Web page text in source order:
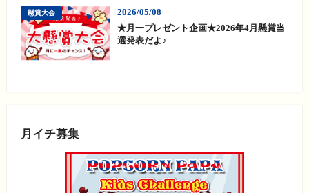
懸賞大会
2026/05/08
★月一プレゼント企画★2026年4月懸賞当
選発表だよ♪
月イチ募集